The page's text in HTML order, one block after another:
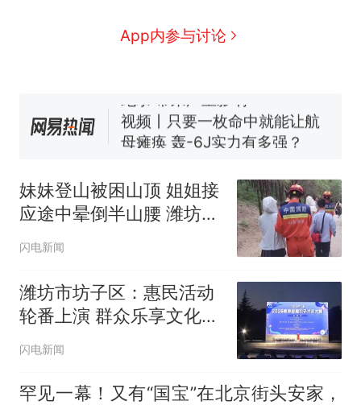
App内参与讨论
新 5万的小车卖不动，40万以
上的抢着买
视频丨只要一枚命中就能让航
母瘫痪 轰-6J实力有多强？
年，网友淘到后寄给女儿：花
鸟市场搬了，但爱还在
网友称甘肃麦积山景区看完所
有石窟需2000元，景区：部分
石窟受特别保护，游客可按需
十多万人报名的考试，成绩
妹妹登山被困山顶 姐姐接
应途中晕倒半山腰 潍坊青
州消防紧急救援
闪电新闻
潍坊市坊子区：惠民活动
轮番上演 群众乐享文化大
餐
闪电新闻
罕见一幕！又有“国宝”在北京街头安家，